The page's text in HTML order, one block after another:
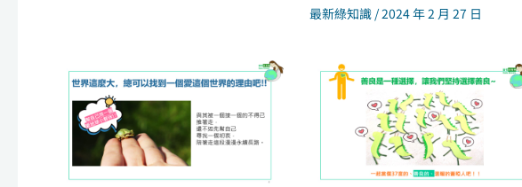
最新綠知識/2024 年 2 月 27 日